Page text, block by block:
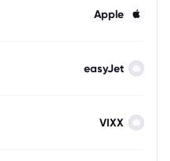
Apple
easyJet
VIXX